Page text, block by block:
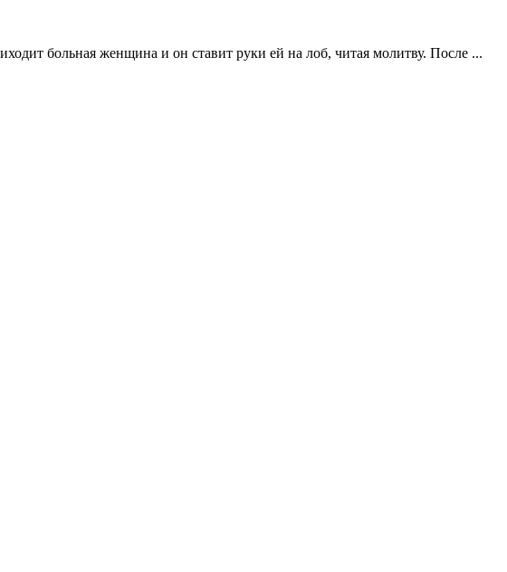
больная женщина и он ставит руки ей на лоб, читая молитву. После ...